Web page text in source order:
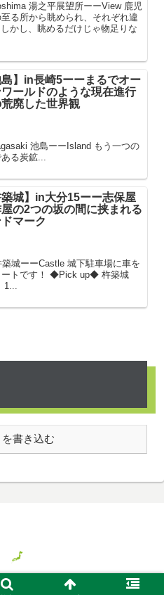
湯之平展望所ーーView 鹿児
る所から眺められ、それぞれ違
かし、眺めるだけじゃ物足りな
島】in長崎5ーーまるでオー
ールドのような現在進行
廃した世界観
池島ーーIsland もう一つの
る炭鉱...
築城】in大分15ーー志保屋
屋の2つの坂の間に挟まれる
マーク
城ーーCastle 城下駐車場に車を
ートです！ ◆Pick up◆ 杵築城
1...
書き込む
る日本、時々バイト.